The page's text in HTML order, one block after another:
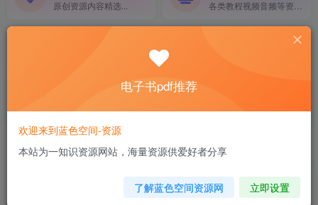
原创资源内容精选...
计算机 移动设备 软件下载....
电子书籍下载...
首页 AI技术 正文
更懂商业的AI人工智能课，驾驭人工智能助力生意
电子书pdf推荐
欢迎来到蓝色空间-资源
本站为一知识资源网站，海量资源供爱好者分享
了解蓝色空间资源网 立即设置